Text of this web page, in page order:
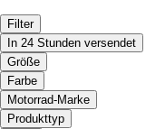
Filter
In 24 Stunden versendet
Größe
Farbe
Motorrad-Marke
Produkttyp